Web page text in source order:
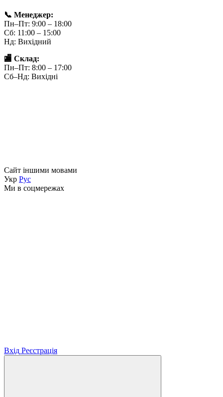
📞 Менеджер:
Пн–Пт: 9:00 – 18:00
Сб: 11:00 – 15:00
Нд: Вихідний
🏬 Склад:
Пн–Пт: 8:00 – 17:00
Сб–Нд: Вихідні
Сайт іншими мовами
Укр Рус
Ми в соцмережах
Вхід Реєстрація